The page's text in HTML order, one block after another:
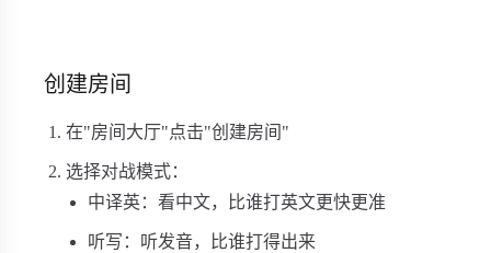
创建房间
在"房间大厅"点击"创建房间"
选择对战模式：
中译英：看中文，比谁打英文更快更准
听写：听发音，比谁打得出来